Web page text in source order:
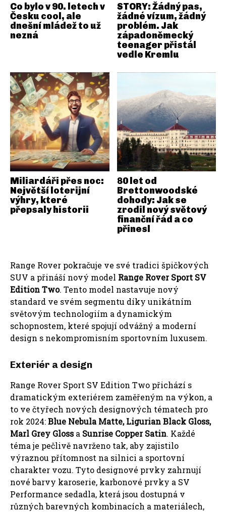
Range Rover pokračuje ve své tradici špičkových
SUV a přináší nový model Range Rover Sport SV
Edition Two. Tento model nastavuje nový
standard ve svém segmentu díky unikátním
světovým technologiím a dynamickým
schopnostem, které spojují odvážný a moderní
design s nekompromisním sportovním luxusem.
Exteriér a design
Range Rover Sport SV Edition Two přichází s
dramatickým exteriérem zaměřeným na výkon, a
to ve čtyřech nových designových tématech pro
rok 2024:Blue Nebula Matte, Ligurian Black Gloss,
Marl Grey Glossa Sunrise Copper Satin. Každé
téma je pečlivě navrženo tak, aby zajistilo
výraznou přítomnost na silnici a sportovní
charakter vozu. Tyto designové prvky zahrnují
nové barvy karoserie, karbonové prvky a SV
Performance sedadla, která jsou dostupná v
různých barevných kombinacích a materiálech,
Co bylo v 90. letech v
Česku cool, ale
dnešní mládež to už
nezná
STORY: Žádný pas,
žádné vízum, žádný
problém. Jak
západoněmecký
teenager přistál
vedle Kremlu
Miliardáři přes noc:
Největší loterijní
výhry, které
přepsaly historii
80 let od
Brettonwoodské
dohody: Jak se
zrodil nový světový
finanční řád a co
přinesl